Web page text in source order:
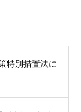
特別措置法に